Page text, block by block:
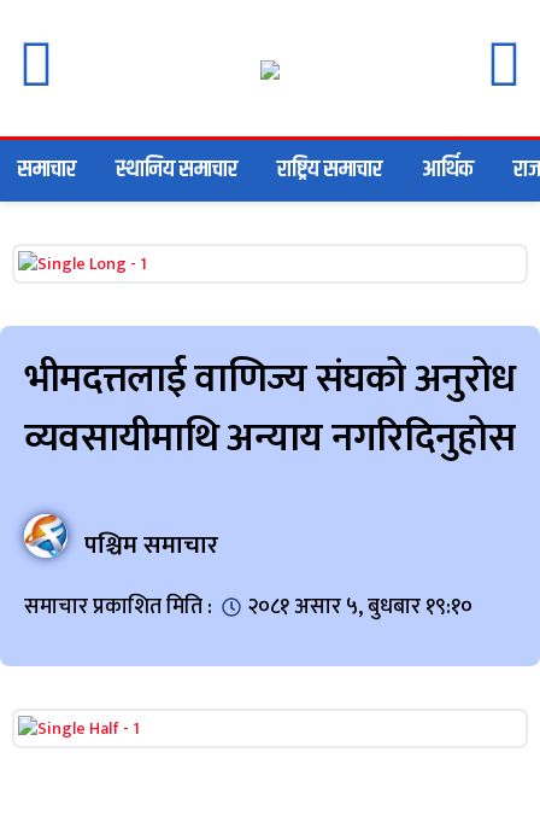
समाचार स्थानिय समाचार राष्ट्रिय समाचार आर्थिक
भीमदत्तलाई वाणिज्य संघको अनुरोध
व्यवसायीमाथि अन्याय नगरिदिनुहोस
पश्चिम समाचार
समाचार प्रकाशित मिति : २०८१ असार ५, बुधबार १९:१०